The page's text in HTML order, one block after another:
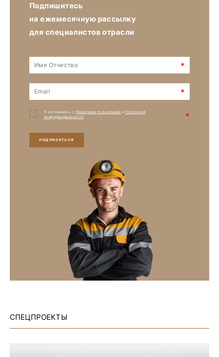
Подпишитесь
на ежемесячную рассылку
для специалистов отрасли
*
*
Я соглашаюсь с Правилами пользования иПолитикой
конфиденциальности
*
ПОДПИСАТЬСЯ
СПЕЦПРОЕКТЫ